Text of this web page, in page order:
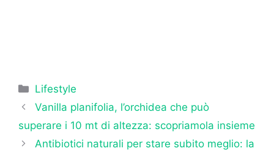
Categorie
Lifestyle
Vanilla planifolia, l’orchidea che può
superare i 10 mt di altezza: scopriamola insieme
Antibiotici naturali per stare subito meglio: la